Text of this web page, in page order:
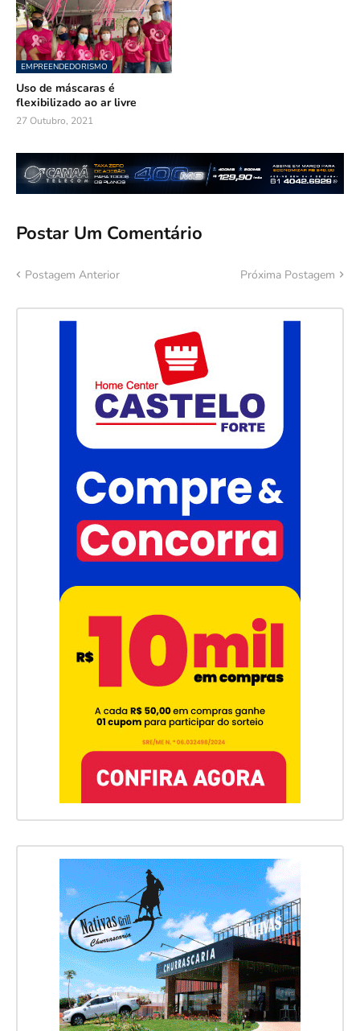
EMPREENDEDORISMO
Uso de máscaras é
flexibilizado ao ar livre
27 Outubro, 2021
Postar Um Comentário
Postagem Anterior Próxima Postagem